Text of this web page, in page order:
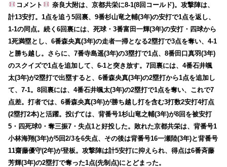
コメント
奈良大附は、京都共栄に8-1(8回コールド)。攻撃陣は、
計13安打。1点を追う5回裏、9番杉山竜之輔(3年)の安打で1点を返し、
1-1の同点。続く6回裏には、死球・3番富田一輝(3年)の安打・四球から
1死満塁とし、6番森央真(3年)の走者一掃となる2塁打で3点を奪い、4-1
と勝ち越し。さらに、7番寺島遥(3年)の3塁打で1点、8番田口真羽(3年)
のスクイズで1点を追加して、6-1と突き放す。7回裏には、4番石井颯
太(3年)が2塁打で出塁すると、6番森央真(3年)の2塁打から1点を追加し
て、7-1。8回裏には、4番石井颯太(3年)の2塁打で1点を奪い、これで7
点差。打者では、6番森央真(3年)が勝ち越し打を含む3打数2安打4打点
(2塁打2本)と活躍。投げては、背番号1杉山竜之輔(3年)が8回を被安打
5・四死球0・奪三振7・失点1と好投した。敗れた京都共栄は、背番号1
小林海翔(3年)が5回2/3を6失点、その後は背番号16一瀬陸(3年)と背番号
11齋藤優守(2年)が登板。攻撃陣は計5安打に抑えられ、得点は6番斉藤
芳輝(3年)の2塁打で奪った1点(先制点)にとどまった。